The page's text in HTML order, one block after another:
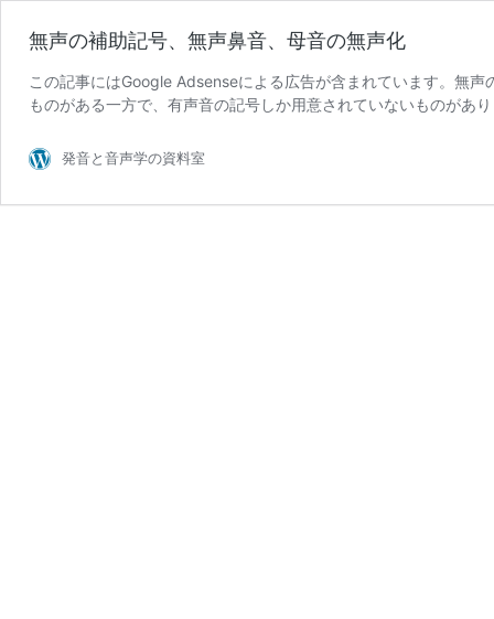
無声の補助記号、無声鼻音、母音の無声化
この記事にはGoogle Adsenseによる広告が含まれています。無
ものがある一方で、有声音の記号しか用意されていないものがあ
発音と音声学の資料室